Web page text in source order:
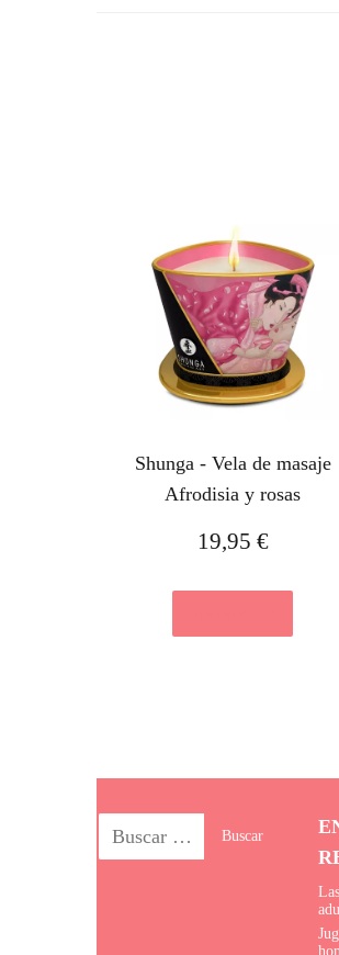
Shunga - Vela de masaje
Afrodisia y rosas
19,95 €